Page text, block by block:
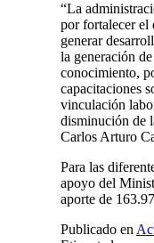
“La
por fortalecer el
generar
la generación
conocimiento,
capacitaciones
vinculación
disminución de
Carlos Arturo
Para las
apoyo del
aporte de
Publicado en